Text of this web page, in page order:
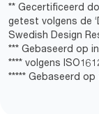
** Gecertificeerd
getest volgens de
Swedish Design
*** Gebaseerd op
**** volgens
***** Gebaseerd